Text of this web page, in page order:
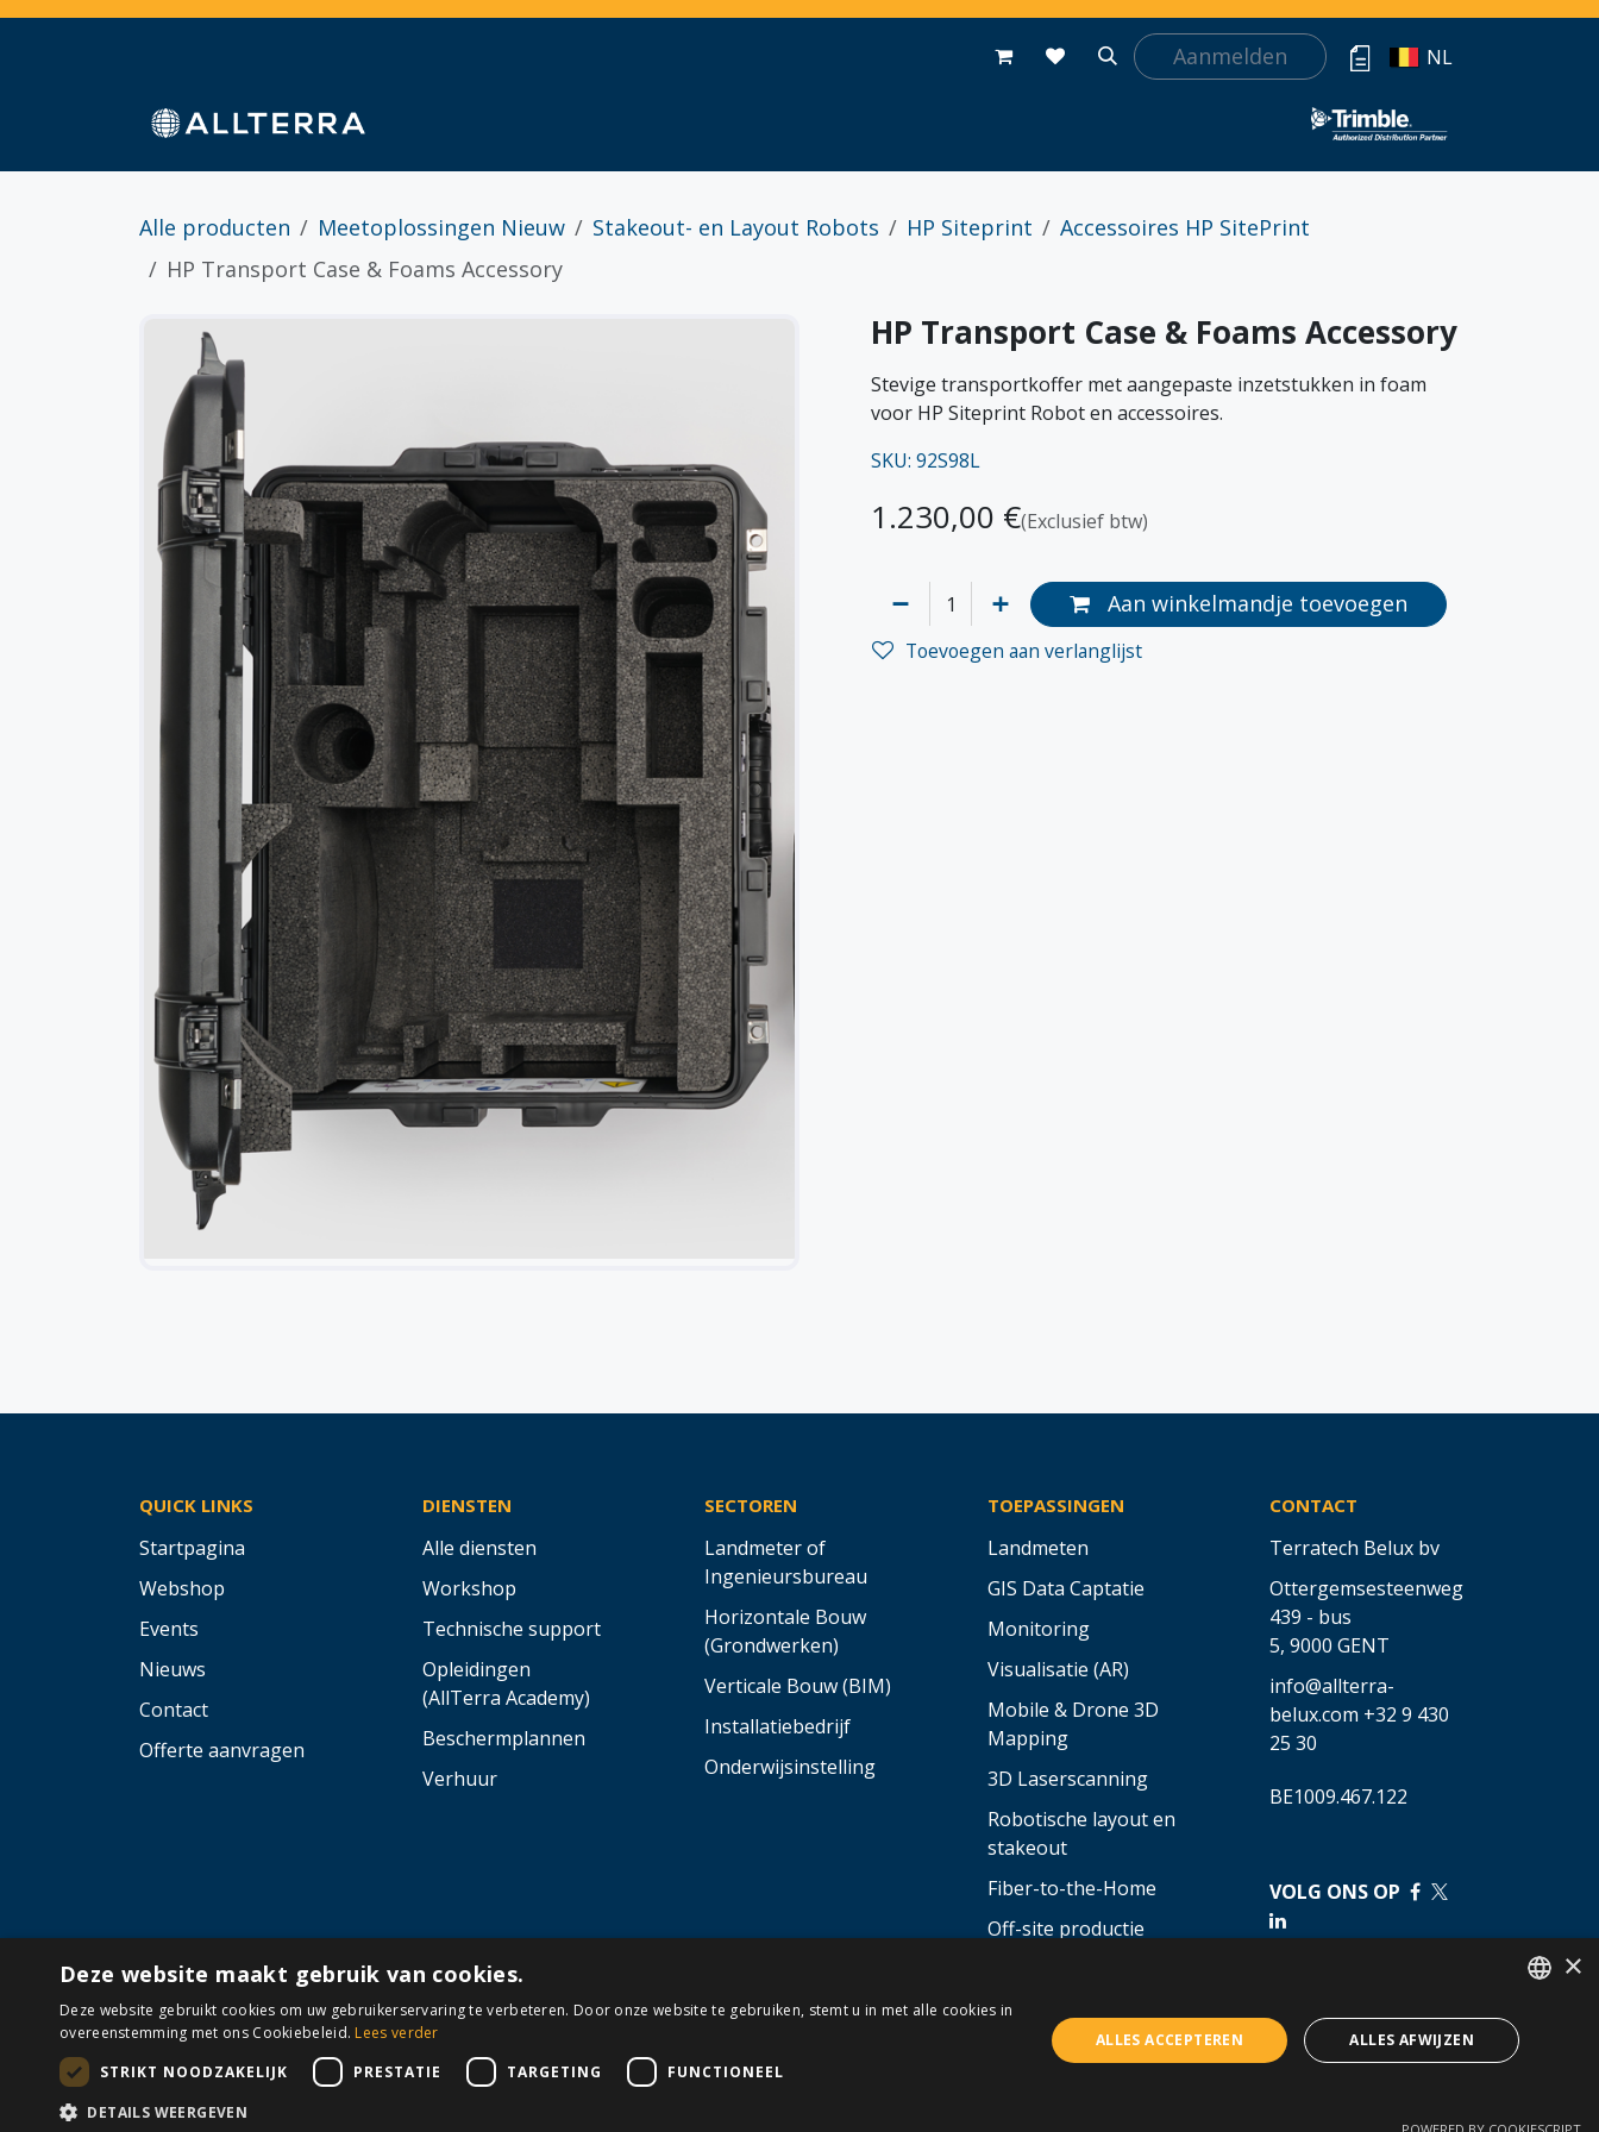
Overslaan naar inhoud
Contact Aanmelden NL
Alle producten Meetoplossingen Nieuw Stakeout- en Layout Robots HP Siteprint
Accessoires HP SitePrint
HP Transport Case & Foams Accessory
HP Transport Case & Foams Accessory
Stevige transportkoffer met aangepaste inzetstukken in foam
voor HP Siteprint Robot en accessoires.
SKU: 92S98L
1.230,00 €(Exclusief btw)
Aan winkelmandje toevoegen
Toevoegen aan verlanglijst
QUICK LINKS
Startpagina
Webshop
Events
Nieuws
Contact
Offerte aanvragen
DIENSTEN
Alle diensten
Workshop
Technische support
Opleidingen
(AllTerra Academy)
Beschermplannen
Verhuur
SECTOREN
Landmeter of
Ingenieursbureau
Horizontale Bouw
(Grondwerken)
Verticale Bouw (BIM)
Installatiebedrijf
Onderwijsinstelling
TOEPASSINGEN
Landmeten
GIS Data Captatie
Monitoring
Visualisatie (AR)
Mobile & Drone 3D
Mapping
3D Laserscanning
Robotische layout en
stakeout
Fiber-to-the-Home
Off-site productie
CONTACT
Terratech Belux bv
Ottergemsesteenweg
439 - bus
5, 9000 GENT
info@allterra-
belux.com +32 9 430
25 30
BE1009.467.122
VOLG ONS OP
Algemene voorwaarden
DUTCH
×
Deze website maakt gebruik van cookies.
Deze website gebruikt cookies om uw gebruikerservaring te verbeteren. Door onze website te gebruiken, stemt u in met alle cookies in
overeenstemming met ons Cookiebeleid. Lees verder
STRIKT NOODZAKELIJK
PRESTATIE TARGETING FUNCTIONEEL
DETAILS WEERGEVEN
ALLES ACCEPTEREN ALLES AFWIJZEN